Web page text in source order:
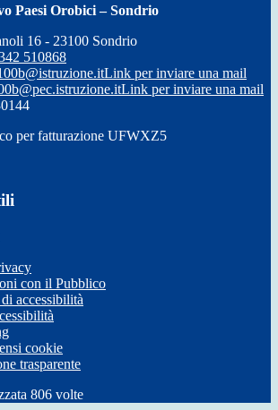
Paesi Orobici – Sondrio
16 - 23100 Sondrio
510868
Link per inviare una mail
Link per inviare una mail
per fatturazione UFWXZ5
con il Pubblico
accessibilità
cookie
trasparente
806 volte